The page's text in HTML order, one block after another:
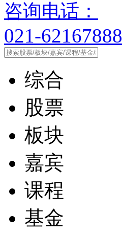
咨询电话：
021-62167888
综合
股票
板块
嘉宾
课程
基金